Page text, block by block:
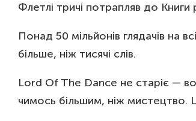
Флетлі тричі потрапляв до Книги
Понад 50 мільйонів глядачів на
більше, ніж тисячі слів.
Lord Of The Dance не старіє —
чимось більшим, ніж мистецтво.